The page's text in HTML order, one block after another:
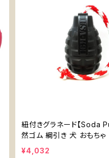
紐付きグラネード【Soda
然ゴム 綱引き 犬 おもちゃ ロープ ソダ
パップ Tug
¥4,032